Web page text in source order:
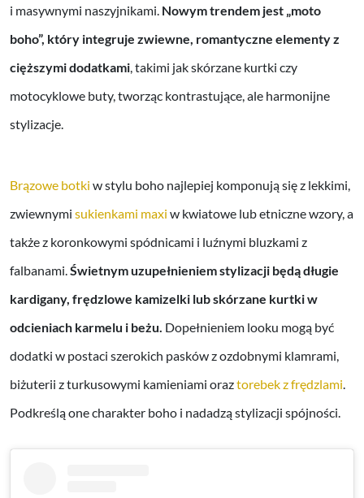
i masywnymi naszyjnikami. Nowym trendem jest „moto
boho”, który integruje zwiewne, romantyczne elementy z
cięższymi dodatkami , takimi jak skórzane kurtki czy
motocyklowe buty, tworząc kontrastujące, ale harmonijne
stylizacje.
Brązowe botki w stylu boho najlepiej komponują się z lekkimi,
zwiewnymi sukienkami maxi w kwiatowe lub etniczne wzory, a
także z koronkowymi spódnicami i luźnymi bluzkami z
falbanami. Świetnym uzupełnieniem stylizacji będą długie
kardigany, frędzlowe kamizelki lub skórzane kurtki w
odcieniach karmelu i beżu. Dopełnieniem looku mogą być
dodatki w postaci szerokich pasków z ozdobnymi klamrami,
biżuterii z turkusowymi kamieniami oraztorebek z frędzlami
Podkreślą one charakter boho i nadadzą stylizacji spójności.